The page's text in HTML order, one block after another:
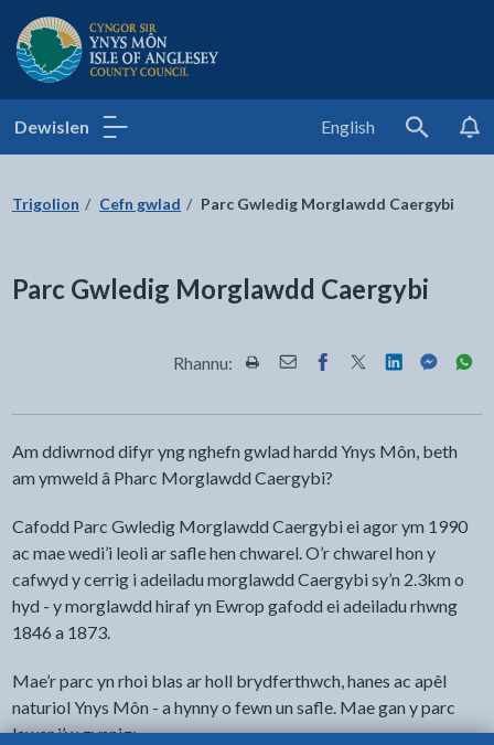
Cyngor Sir Ynys Môn
Dewislen English
Search
Trigolion Cefn gwlad Parc Gwledig Morglawdd Caergybi
Parc Gwledig Morglawdd Caergybi
Rhannu: Rhannwch y dudalen hon wrth
Rhannwch y dudalen hon
Rhannwch y dudalen
Rhannwch y
Rhannwch y
Am ddiwrnod difyr yng nghefn gwlad hardd Ynys Môn, beth
am ymweld â Pharc Morglawdd Caergybi?
Cafodd Parc Gwledig Morglawdd Caergybi ei agor ym 1990
ac mae wedi’i leoli ar safle hen chwarel. O’r chwarel hon y
cafwyd y cerrig i adeiladu morglawdd Caergybi sy’n 2.3km o
hyd - y morglawdd hiraf yn Ewrop gafodd ei adeiladu rhwng
1846 a 1873.
Mae’r parc yn rhoi blas ar holl brydferthwch, hanes ac apêl
naturiol Ynys Môn - a hynny o fewn un safle. Mae gan y parc
lawer i’w gynnig: